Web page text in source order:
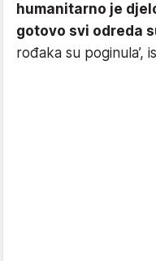
humanitarno je
gotovo svi odreda
rođaka su poginula’,